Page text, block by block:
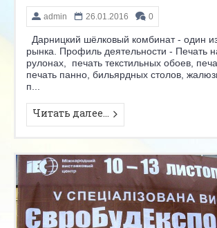
admin 26.01.2016 0
Дарницкий шёлковый комбинат - один
рынка. Профиль деятельности - Печать
рулонах, печать текстильных обоев,
печать панно, бильярдных столов,
п...
Читать далее...